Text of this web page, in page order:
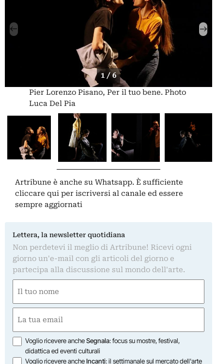
1 / 6
Pier Lorenzo Pisano, Per il tuo bene. Photo
Luca Del Pia
Artribune è anche su Whatsapp. È sufficiente
cliccare qui per iscriversi al canale ed essere
sempre aggiornati
Lettera, la newsletter quotidiana
Non perdetevi il meglio di Artribune! Ricevi ogni
giorno un'e-mail con gli articoli del giorno e
partecipa alla discussione sul mondo dell'arte.
(Required)
First
(Required)
Opzioni
Voglio ricevere ancheSegnala: focus su mostre, festival,
didattica ed eventi culturali
Voglio ricevere ancheIncanti: il settimanale sul mercato dell'arte